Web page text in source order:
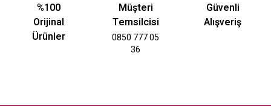
%100
Orijinal
Ürünler
Müşteri
Temsilcisi
0850 777 05
36
Güvenli
Alışveriş